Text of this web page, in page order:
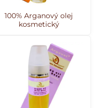
100% Arganový olej
kosmetický